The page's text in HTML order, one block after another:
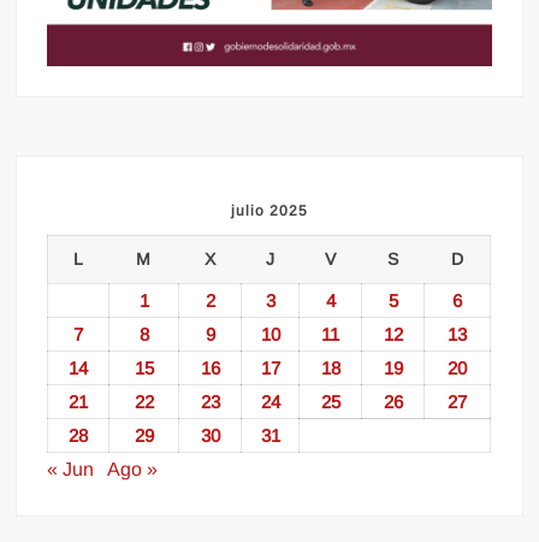
julio 2025
L M X J V S D
1 2 3 4 5
6
7
8 9 10 11 12
13
14
15 16 17 18 19
20
21
22 23 24 25 26
27
28
29 30
31
« Jun
Ago »